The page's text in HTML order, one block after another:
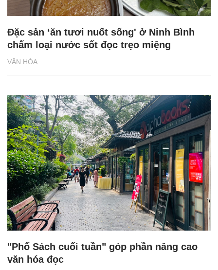
VĂN HÓA
Đặc sản ‘ăn tươi nuốt sống' ở Ninh Bình
chấm loại nước sốt đọc trẹo miệng
"Phố Sách cuối tuần" góp phần nâng cao
văn hóa đọc